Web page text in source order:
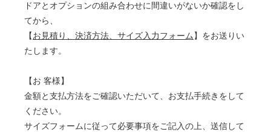
ドアとオプションの組み合わせに間違いがないか確認をし
てから、
【お見積り、決済方法、サイズ入力フォーム】をお送りい
たします。
【お 客様】
金額と支払方法をご確認いただいて、お支払手続きをして
ください。
サイズフォームに従って必要事項をご記入の上、送信して